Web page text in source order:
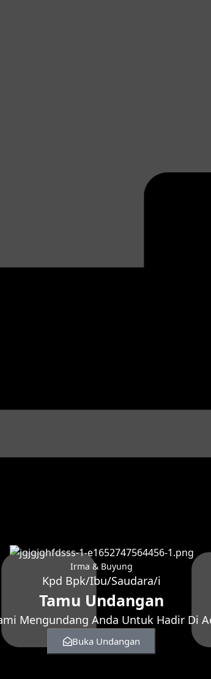
Irma & Buyung
Kpd Bpk/Ibu/Saudara/i
Tamu Undangan
Mengundang Anda Untuk Hadir Di
Buka Undangan